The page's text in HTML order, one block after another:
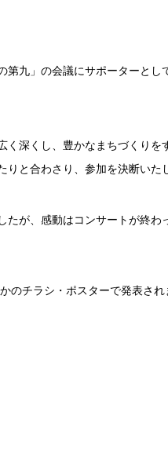
九」の会議にサポーターとし
深くし、豊かなまちづくりを
と合わさり、参加を決断いた
が、感動はコンサートが終わ
のチラシ・ポスターで発表され